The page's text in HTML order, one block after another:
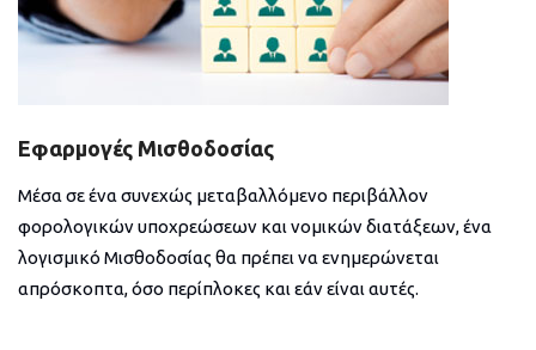
Εφαρμογές Μισθοδοσίας
Μέσα σε ένα συνεχώς μεταβαλλόμενο περιβάλλον
φορολογικών υποχρεώσεων και νομικών διατάξεων, ένα
λογισμικό Μισθοδοσίας θα πρέπει να ενημερώνεται
απρόσκοπτα, όσο περίπλοκες και εάν είναι αυτές.